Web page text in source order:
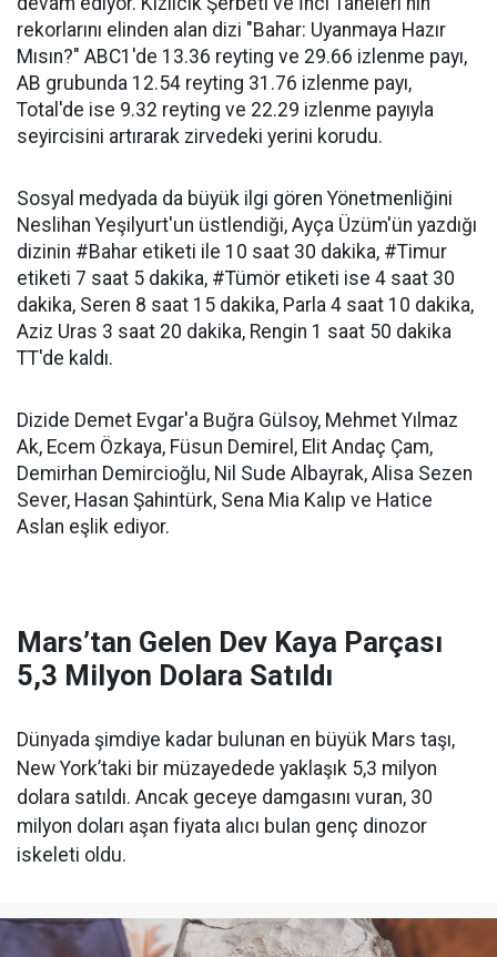
rekorlarını elinden alan dizi "Bahar: Uyanmaya Hazır
Mısın?" ABC1'de 13.36 reyting ve 29.66 izlenme payı,
AB grubunda 12.54 reyting 31.76 izlenme payı,
Total'de ise 9.32 reyting ve 22.29 izlenme payıyla
seyircisini artırarak zirvedeki yerini korudu.
Sosyal medyada da büyük ilgi gören Yönetmenliğini
Neslihan Yeşilyurt'un üstlendiği, Ayça Üzüm'ün yazdığı
dizinin #Bahar etiketi ile 10 saat 30 dakika, #Timur
etiketi 7 saat 5 dakika, #Tümör etiketi ise 4 saat 30
dakika, Seren 8 saat 15 dakika, Parla 4 saat 10 dakika,
Aziz Uras 3 saat 20 dakika, Rengin 1 saat 50 dakika
TT'de kaldı.
Dizide Demet Evgar'a Buğra Gülsoy, Mehmet Yılmaz
Ak, Ecem Özkaya, Füsun Demirel, Elit Andaç Çam,
Demirhan Demircioğlu, Nil Sude Albayrak, Alisa Sezen
Sever, Hasan Şahintürk, Sena Mia Kalıp ve Hatice
Aslan eşlik ediyor.
Mars’tan Gelen Dev Kaya Parçası
5,3 Milyon Dolara Satıldı
Dünyada şimdiye kadar bulunan en büyük Mars taşı,
New York’taki bir müzayedede yaklaşık 5,3 milyon
dolara satıldı. Ancak geceye damgasını vuran, 30
milyon doları aşan fiyata alıcı bulan genç dinozor
iskeleti oldu.